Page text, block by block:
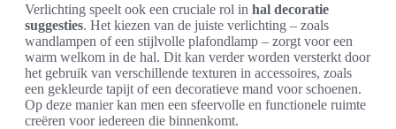
Verlichting speelt ook een cruciale rol in hal decoratie
suggesties. Het kiezen van de juiste verlichting – zoals
wandlampen of een stijlvolle plafondlamp – zorgt voor een
warm welkom in de hal. Dit kan verder worden versterkt door
het gebruik van verschillende texturen in accessoires, zoals
een gekleurde tapijt of een decoratieve mand voor schoenen.
Op deze manier kan men een sfeervolle en functionele ruimte
creëren voor iedereen die binnenkomt.